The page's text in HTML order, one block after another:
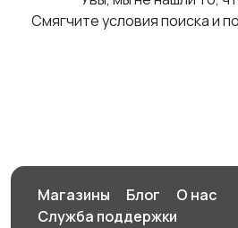
Смягчите условия поиска и
Магазины Блог
О нас
Служба поддержки